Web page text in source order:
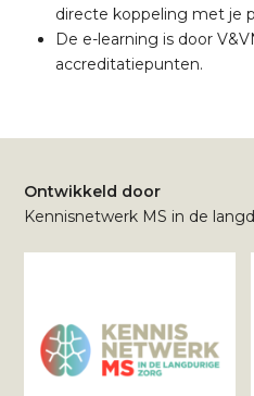
directe koppeling met je
De e-learning is door
accreditatiepunten.
Ontwikkeld door
Kennisnetwerk MS in de